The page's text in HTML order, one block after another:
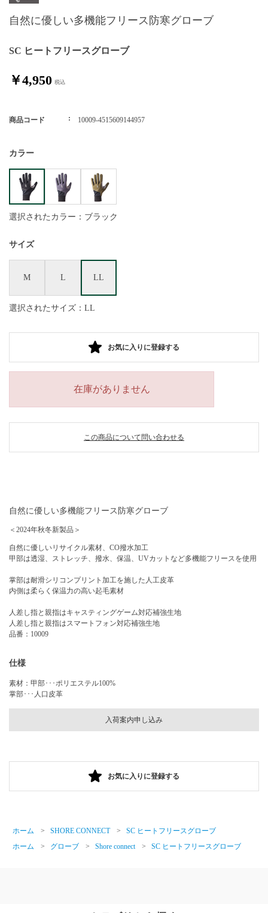
SC ヒートフリースグローブ
自然に優しい多機能フリース防寒グローブ
￥4,950
商品コード 10009-4515609144957
カラー
選択されたカラー：ブラック
サイズ
M L LL
選択されたサイズ：LL
お気に入りに登録する
入荷案内申し込み
在庫がありません
この商品について問い合わせる
自然に優しい多機能フリース防寒グローブ
＜2024年秋冬新製品＞
自然に優しいリサイクル素材、CO撥水加工
甲部は透湿、ストレッチ、撥水、保温、UVカットなど多機能フリースを使用
掌部は耐滑シリコンプリント加工を施した人工皮革
内側は柔らく保温力の高い起毛素材
人差し指と親指はキャスティングゲーム対応補強生地
人差し指と親指はスマートフォン対応補強生地
品番：10009
仕様
素材：甲部･･･ポリエステル100%
掌部･･･人口皮革
お気に入りに登録する
ホーム > SHORE CONNECT >
SC ヒートフリースグローブ
ホーム
> グローブ > Shore connect > SC ヒートフリースグローブ